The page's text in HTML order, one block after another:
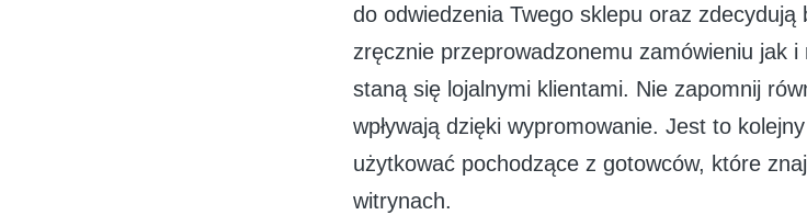
do odwiedzenia Twego sklepu oraz
zręcznie przeprowadzonemu zamówieniu jak
staną się lojalnymi klientami. Nie zapomnij
wpływają dzięki wypromowanie. Jest to
użytkować pochodzące z gotowców, które
witrynach.